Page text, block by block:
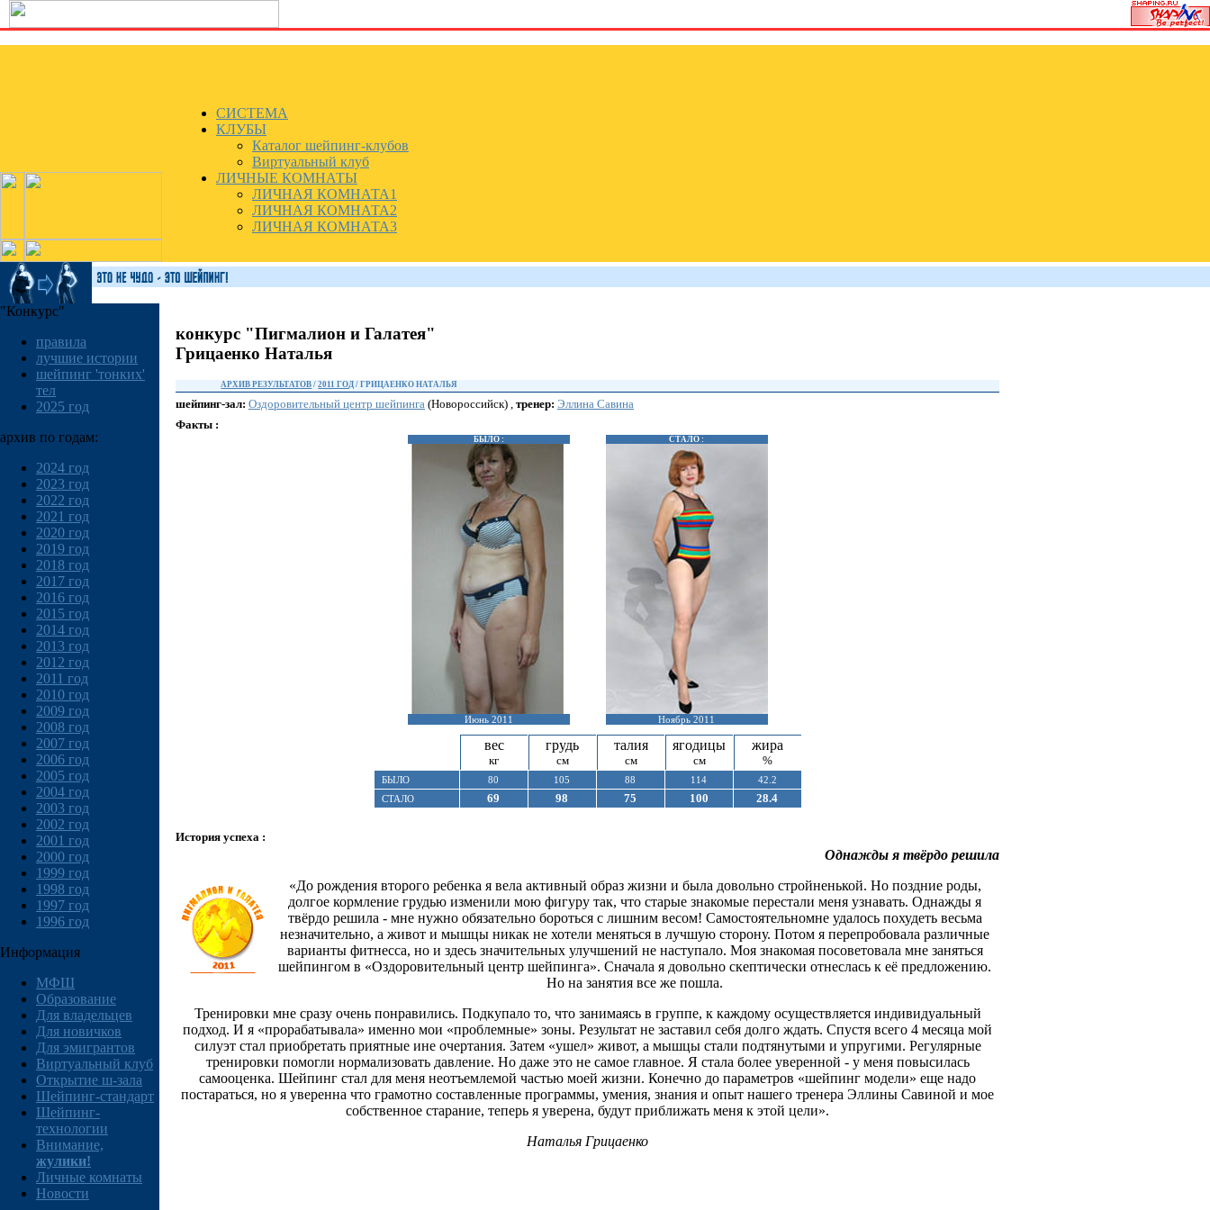
СИСТЕМА
КЛУБЫ
Каталог шейпинг-клубов
Виртуальный клуб
ЛИЧНЫЕ КОМНАТЫ
ЛИЧНАЯ КОМНАТА1
ЛИЧНАЯ КОМНАТА2
ЛИЧНАЯ КОМНАТА3
"Конкурс"
правила
лучшие истории
шейпинг 'тонких'
тел
2025 год
архив по годам:
2024 год
2023 год
2022 год
2021 год
2020 год
2019 год
2018 год
2017 год
2016 год
2015 год
2014 год
2013 год
2012 год
2011 год
2010 год
2009 год
2008 год
2007 год
2006 год
2005 год
2004 год
2003 год
2002 год
2001 год
2000 год
1999 год
1998 год
1997 год
1996 год
Информация
МФШ
Образование
Для владельцев
Для новичков
Для эмигрантов
Виртуальный клуб
Открытие ш-зала
Шейпинг-стандарт
Шейпинг-
технологии
Внимание,
жулики!
Личные комнаты
Новости
конкурс "Пигмалион и Галатея"
Грицаенко Наталья
АРХИВ РЕЗУЛЬТАТОВ /2011 ГОД / ГРИЦАЕНКО НАТАЛЬЯ
шейпинг-зал: Оздоровительный центр шейпинга (Новороссийск) , тренер: Эллина Савина
Факты :
БЫЛО :
Июнь 2011
СТАЛО :
Ноябрь 2011
вес
кг
грудь
см
талия
см
ягодицы
см
жира
%
БЫЛО 80 105 88 114
42.2
СТАЛО
69 98 75 100 28.4
История успеха :
Однажды я твёрдо решила
«До рождения второго ребенка я вела активный образ жизни и была довольно стройненькой. Но поздние роды,
долгое кормление грудью изменили мою фигуру так, что старые знакомые перестали меня узнавать. Однажды я
твёрдо решила - мне нужно обязательно бороться с лишним весом! Самостоятельномне удалось похудеть весьма
незначительно, а живот и мышцы никак не хотели меняться в лучшую сторону. Потом я перепробовала различные
варианты фитнесса, но и здесь значительных улучшений не наступало. Моя знакомая посоветовала мне заняться
шейпингом в «Оздоровительный центр шейпинга». Сначала я довольно скептически отнеслась к её предложению.
Но на занятия все же пошла.
Тренировки мне сразу очень понравились. Подкупало то, что занимаясь в группе, к каждому осуществляется индивидуальный
подход. И я «прорабатывала» именно мои «проблемные» зоны. Результат не заставил себя долго ждать. Спустя всего 4 месяца мой
силуэт стал приобретать приятные ине очертания. Затем «ушел» живот, а мышцы стали подтянутыми и упругими. Регулярные
тренировки помогли нормализовать давление. Но даже это не самое главное. Я стала более уверенной - у меня повысилась
самооценка. Шейпинг стал для меня неотъемлемой частью моей жизни. Конечно до параметров «шейпинг модели» еще надо
постараться, но я уверенна что грамотно составленные программы, умения, знания и опыт нашего тренера Эллины Савиной и мое
собственное старание, теперь я уверена, будут приближать меня к этой цели».
Наталья Грицаенко